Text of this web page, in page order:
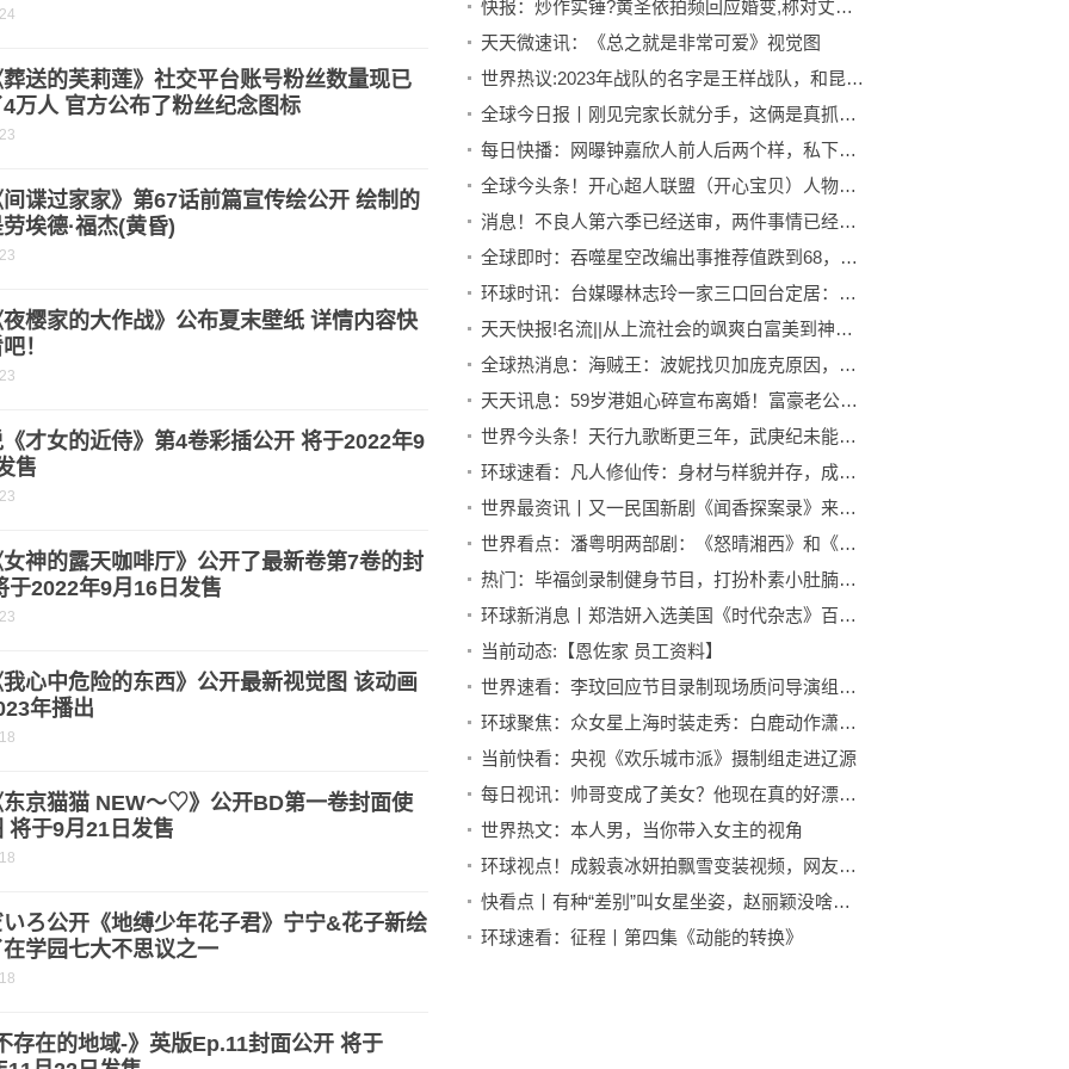
送的芙莉莲》社交平台账号粉丝数量现已
万人 官方公布了粉丝纪念图标
谍过家家》第67话前篇宣传绘公开 绘制的
埃德·福杰(黄昏)
樱家的大作战》公布夏末壁纸 详情内容快
！
才女的近侍》第4卷彩插公开 将于2022年9
售
神的露天咖啡厅》公开了最新卷第7卷的封
于2022年9月16日发售
心中危险的东西》公开最新视觉图 该动画
年播出
京猫猫 NEW～♡》公开BD第一卷封面使
将于9月21日发售
ろ公开《地缚少年花子君》宁宁&花子新绘
学园七大不思议之一
存在的地域-》英版Ep.11封面公开 将于
快报：炒作实锤?黄圣依拍频回应婚变,称对丈夫有意见,却被曝欠债不还
天天微速讯：《总之就是非常可爱》视觉图
世界热议:2023年战队的名字是王样战队，和昆虫有关，包含蜘蛛和蝴蝶！
全球今日报丨刚见完家长就分手，这俩是真抓马？
每日快播：网曝钟嘉欣人前人后两个样，私下人品很差，粉丝偶遇求合影都拒绝
全球今头条！开心超人联盟（开心宝贝）人物列表
消息！不良人第六季已经送审，两件事情已经完成一半，年底有望开播
全球即时：吞噬星空改编出事推荐值跌到68，五大问题，编剧可能已换人了
环球时讯：台媒曝林志玲一家三口回台定居：在东京没什么朋友，挂念家中父母
天天快报!名流||从上流社会的飒爽白富美到神经小妹，超模卡抽这些年到底经历了什么……
全球热消息：海贼王：波妮找贝加庞克原因，查明熊的真相，寻找复原之法
天天讯息：59岁港姐心碎宣布离婚！富豪老公逼她住简陋房间，还出轨25岁模特
世界今头条！天行九歌断更三年，武庚纪未能过审，秦时明月第六部下半部成空想
环球速看：凡人修仙传：身材与样貌并存，成熟女修冯三娘不比陈师姐强多了？
世界最资讯丨又一民国新剧《闻香探案录》来了，帅哥美女高颜值组合，值得期待
世界看点：潘粤明两部剧：《怒晴湘西》和《昆仑神宫》，哪部更值得观看
热门：毕福剑录制健身节目，打扮朴素小肚腩突出，场地简陋围观人数多
环球新消息丨郑浩妍入选美国《时代杂志》百大影响力人物之一！
当前动态:【恩佐家 员工资料】
世界速看：李玟回应节目录制现场质问导演组称一切误会都已解除
环球聚焦：众女星上海时装走秀：白鹿动作潇洒自如，喻言气场十足！
当前快看：央视《欢乐城市派》摄制组走进辽源
每日视讯：帅哥变成了美女？他现在真的好漂亮啊……
世界热文：本人男，当你带入女主的视角
环球视点！成毅袁冰妍拍飘雪变装视频，网友：北京初雪因为有你格外温暖
快看点丨有种“差别”叫女星坐姿，赵丽颖没啥，看到热巴：姑娘你还没结婚
环球速看：征程丨第四集《动能的转换》